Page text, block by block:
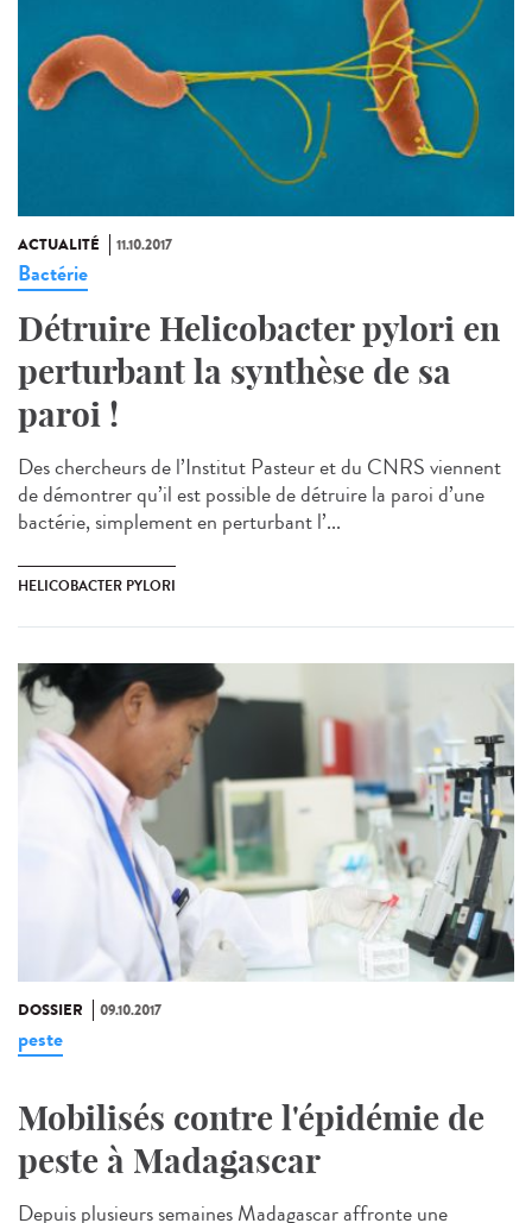
ACTUALITÉ 11.10.2017
Bactérie
Détruire Helicobacter pylori en
perturbant la synthèse de sa
paroi !
Des chercheurs de l’Institut Pasteur et du CNRS viennent
de démontrer qu’il est possible de détruire la paroi d’une
bactérie, simplement en perturbant l’...
HELICOBACTER PYLORI
DOSSIER 09.10.2017
peste
Mobilisés contre l'épidémie de
peste à Madagascar
Depuis plusieurs semaines Madagascar affronte une